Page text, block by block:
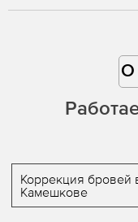
О
Коррекция бровей
Камешкове